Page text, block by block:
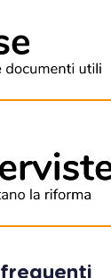
frequenti